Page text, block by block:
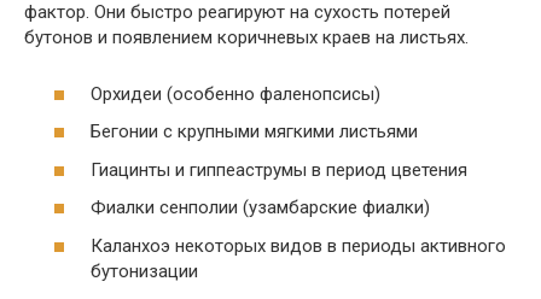
фактор. Они быстро реагируют на сухость потерей
бутонов и появлением коричневых краев на листьях.
Орхидеи (особенно фаленопсисы)
Бегонии с крупными мягкими листьями
Гиацинты и гиппеаструмы в период цветения
Фиалки сенполии (узамбарские фиалки)
Каланхоэ некоторых видов в периоды активного
бутонизации